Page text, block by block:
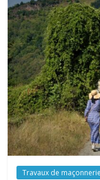
Travaux de maçonnerie